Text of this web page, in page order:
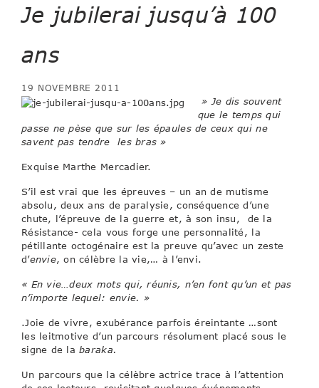
Je jubilerai jusqu’à 100
ans
19 NOVEMBRE 2011
» Je dis souvent
que le temps qui
passe ne pèse que sur les épaules de ceux qui ne
savent pas tendre les bras »
Exquise Marthe Mercadier.
S’il est vrai que les épreuves – un an de mutisme
absolu, deux ans de paralysie, conséquence d’une
chute, l’épreuve de la guerre et, à son insu, de la
Résistance- cela vous forge une personnalité, la
pétillante octogénaire est la preuve qu’avec un zeste
d’envie, on célèbre la vie,… à l’envi.
« En vie…deux mots qui, réunis, n’en font qu’un et pas
n’importe lequel: envie. »
.Joie de vivre, exubérance parfois éreintante …sont
les leitmotive d’un parcours résolument placé sous le
signe de labaraka.
Un parcours que la célèbre actrice trace à l’attention